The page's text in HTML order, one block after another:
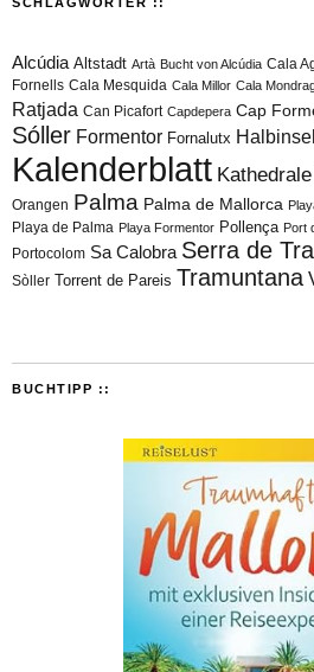
Alcúdia Altstadt Artà Bucht von Alcúdia Cala
Fornells Cala Mesquida Cala Millor Cala
Ratjada Can Picafort Capdepera Cap
Sóller Formentor Fornalutx
Kalenderblatt Kathedrale
Orangen Palma Palma de Mallorca
Playa de Palma Playa Formentor Pollença Port
Portocolom Sa Calobra Serra de
Sòller Torrent de Pareis Tramuntana
BUCHTIPP ::